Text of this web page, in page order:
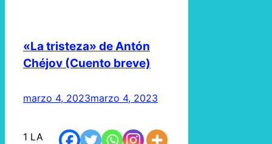
«La tristeza» de Antón
Chéjov (Cuento breve)
marzo 4, 2023marzo 4, 2023
1 LA